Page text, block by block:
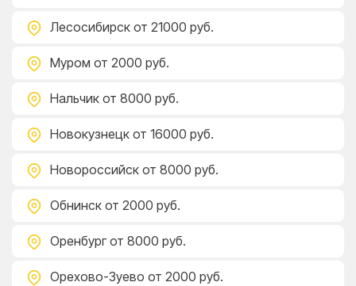
Лесосибирск от 21000 руб.
Муром от 2000 руб.
Нальчик от 8000 руб.
Новокузнецк от 16000 руб.
Новороссийск от 8000 руб.
Обнинск от 2000 руб.
Оренбург от 8000 руб.
Орехово-Зуево от 2000 руб.